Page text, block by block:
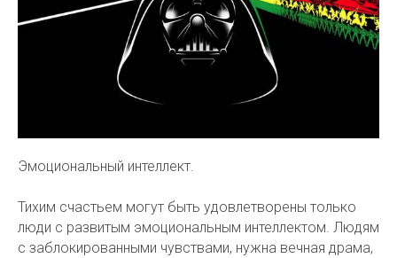
Эмоциональный интеллект.
Тихим счастьем могут быть удовлетворены только
люди с развитым эмоциональным интеллектом. Людям
с заблокированными чувствами, нужна вечная драма,